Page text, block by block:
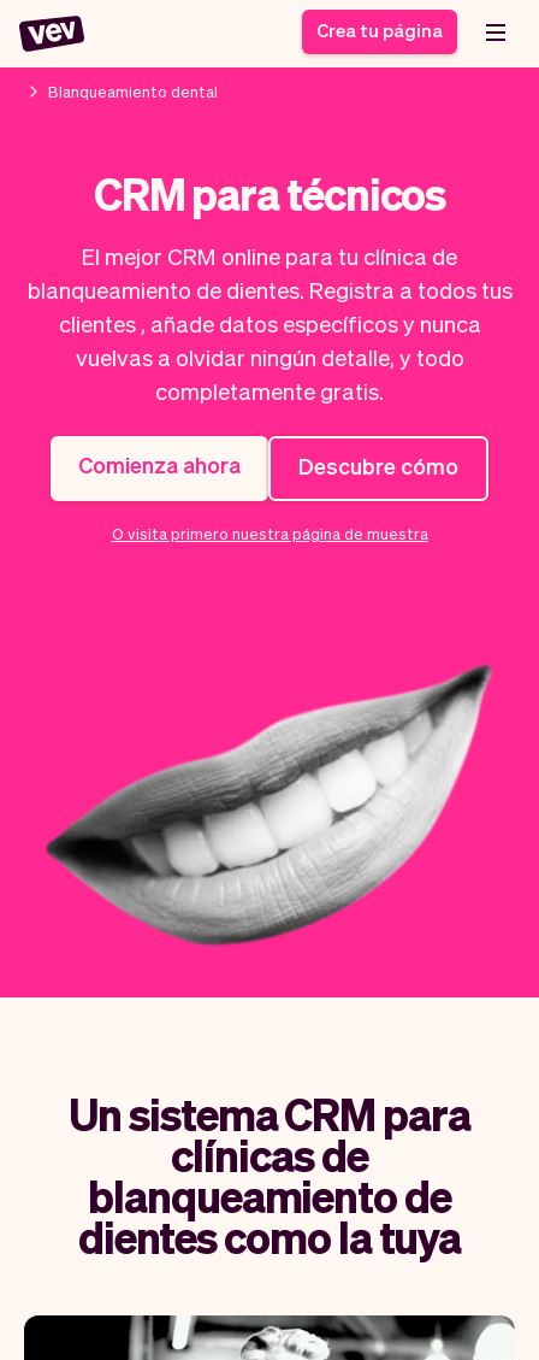
para PYMES
Software de entregas
Sistema POS
Software servicios de
campo
CRM para PYMES
Sistema de pedidos
Software
programación de
clases
Agenda de citas
Historias
Blogs
Ayuda
Novedades
Checkout
Insertar Widget
Vender
Negocio
Software
Vev
Piloto automático
Vista general
Ausencias
Clientes
Crea tu página
Blanqueamiento dental
CRM para técnicos
El mejor CRM online para tu clínica de
blanqueamiento de dientes. Registra a todos tus
clientes , añade datos específicos y nunca
vuelvas a olvidar ningún detalle, y todo
completamente gratis.
Comienza ahora Descubre cómo
O visita primero nuestra página de muestra
Un sistema CRM para
clínicas de
blanqueamiento de
dientes como la tuya